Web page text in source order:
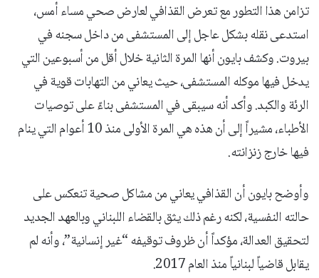
تزامن هذا التطور مع تعرض القذافي لعارض صحي مساء أمس،
استدعى نقله بشكل عاجل إلى المستشفى من داخل سجنه في
بيروت. وكشف بايون أنها المرة الثانية خلال أقل من أسبوعين التي
يدخل فيها موكله المستشفى، حيث يعاني من التهابات قوية في
الرئة والكبد. وأكد أنه سيبقى في المستشفى بناءً على توصيات
الأطباء، مشيراً إلى أن هذه هي المرة الأولى منذ 10 أعوام التي ينام
فيها خارج زنزانته.
وأوضح بايون أن القذافي يعاني من مشاكل صحية تنعكس على
حالته النفسية، لكنه رغم ذلك يثق بالقضاء اللبناني وبالعهد الجديد
لتحقيق العدالة، مؤكداً أن ظروف توقيفه “غير إنسانية”، وأنه لم
يقابل قاضياً لبنانياً منذ العام 2017.